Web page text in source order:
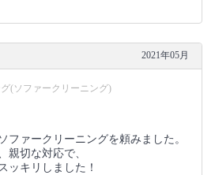
2021年05月
(ソファークリーニング)
ファークリーニングを頼みました。
親切な対応で、
ッキリしました！